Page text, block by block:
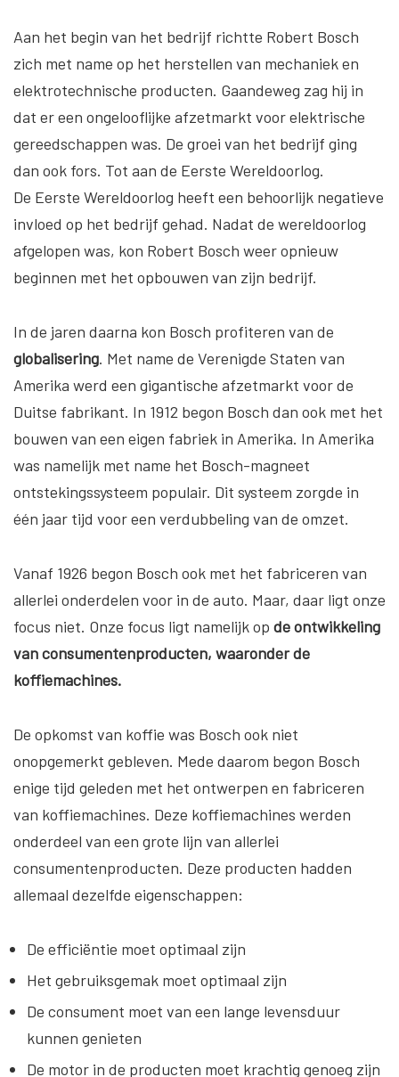
Aan het begin van het bedrijf richtte Robert Bosch
zich met name op het herstellen van mechaniek en
elektrotechnische producten. Gaandeweg zag hij in
dat er een ongelooflijke afzetmarkt voor elektrische
gereedschappen was. De groei van het bedrijf ging
dan ook fors. Tot aan de Eerste Wereldoorlog.
De Eerste Wereldoorlog heeft een behoorlijk negatieve
invloed op het bedrijf gehad. Nadat de wereldoorlog
afgelopen was, kon Robert Bosch weer opnieuw
beginnen met het opbouwen van zijn bedrijf.
In de jaren daarna kon Bosch profiteren van de
globalisering. Met name de Verenigde Staten van
Amerika werd een gigantische afzetmarkt voor de
Duitse fabrikant. In 1912 begon Bosch dan ook met het
bouwen van een eigen fabriek in Amerika. In Amerika
was namelijk met name het Bosch-magneet
ontstekingssysteem populair. Dit systeem zorgde in
één jaar tijd voor een verdubbeling van de omzet.
Vanaf 1926 begon Bosch ook met het fabriceren van
allerlei onderdelen voor in de auto. Maar, daar ligt onze
focus niet. Onze focus ligt namelijk op de ontwikkeling
van consumentenproducten, waaronder de
koffiemachines.
De opkomst van koffie was Bosch ook niet
onopgemerkt gebleven. Mede daarom begon Bosch
enige tijd geleden met het ontwerpen en fabriceren
van koffiemachines. Deze koffiemachines werden
onderdeel van een grote lijn van allerlei
consumentenproducten. Deze producten hadden
allemaal dezelfde eigenschappen:
De efficiëntie moet optimaal zijn
Het gebruiksgemak moet optimaal zijn
De consument moet van een lange levensduur
kunnen genieten
De motor in de producten moet krachtig genoeg zijn